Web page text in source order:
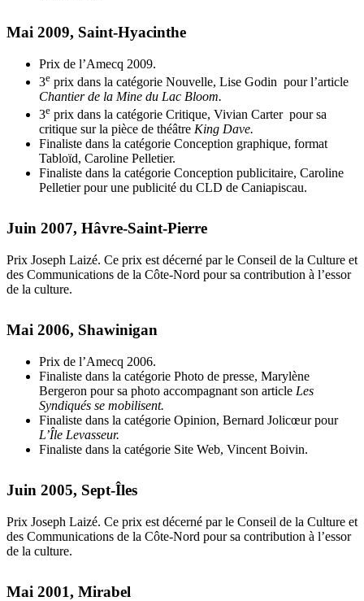
Mai 2009, Saint-Hyacinthe
Prix de l’Amecq 2009.
3e prix dans la catégorie Nouvelle, Lise Godin pour l’article
Chantier de la Mine du Lac Bloom.
3e prix dans la catégorie Critique, Vivian Carter pour sa
critique sur la pièce de théâtre King Dave.
Finaliste dans la catégorie Conception graphique, format
Tabloïd, Caroline Pelletier.
Finaliste dans la catégorie Conception publicitaire, Caroline
Pelletier pour une publicité du CLD de Caniapiscau.
Juin 2007, Hâvre-Saint-Pierre
Prix Joseph Laizé. Ce prix est décerné par le Conseil de la Culture et
des Communications de la Côte-Nord pour sa contribution à l’essor
de la culture.
Mai 2006, Shawinigan
Prix de l’Amecq 2006.
Finaliste dans la catégorie Photo de presse, Marylène
Bergeron pour sa photo accompagnant son article Les
Syndiqués se mobilisent.
Finaliste dans la catégorie Opinion, Bernard Jolicœur pour
L’Île Levasseur.
Finaliste dans la catégorie Site Web, Vincent Boivin.
Juin 2005, Sept-Îles
Prix Joseph Laizé. Ce prix est décerné par le Conseil de la Culture et
des Communications de la Côte-Nord pour sa contribution à l’essor
de la culture.
Mai 2001, Mirabel